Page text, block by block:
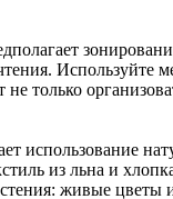
Используйте
только
использование
из льна и
живые цветы